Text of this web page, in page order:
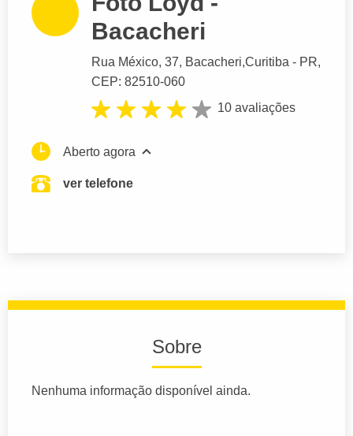
Bacacheri
Rua México, 37, Bacacheri,Curitiba - PR,
CEP: 82510-060
10 avaliações
Aberto agora
ver telefone
Sobre
Nenhuma informação disponível ainda.